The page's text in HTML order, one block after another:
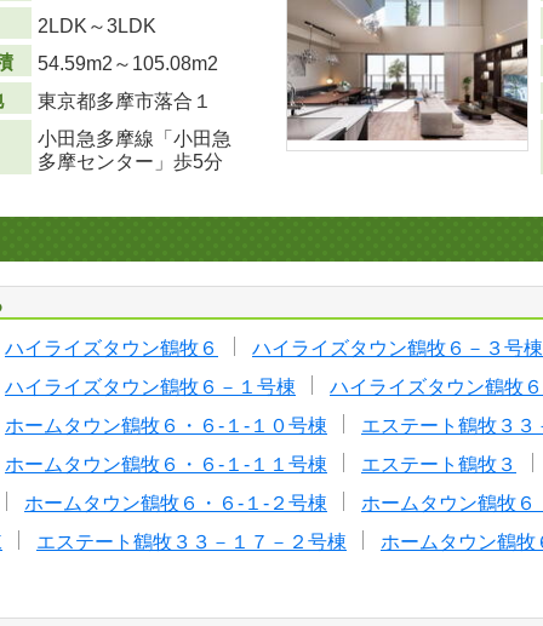
2LDK～3LDK
54.59m2 ～105.08m2
東京都多摩市落合１
小田急多摩線「小田急
多摩センター」歩5分
ハイライズタウン鶴牧６
ハイライズタウン鶴牧６－３号棟
ハイライズタウン鶴牧６－１号棟
ハイライズタウン鶴牧
ホームタウン鶴牧６・６-１-１０号棟
エステート鶴牧３３
ホームタウン鶴牧６・６-１-１１号棟
エステート鶴牧３
ホームタウン鶴牧６・６-１-２号棟
ホームタウン鶴牧６
エステート鶴牧３３－１７－２号棟 ホームタウン鶴牧